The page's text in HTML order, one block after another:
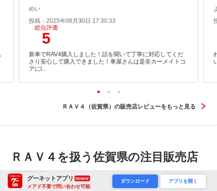
グーネットアプリ RENEW
メアド不要で問い合わせ可能
ダウンロード アプリを開く
めい
投稿：2025年08月30日 17:30:33
総合評価
5
新車でRAV4購入しました！話を聞いて丁寧に対応してくだ
さり安心して購入できました！車屋さんは是非カーメイトコ
アにӏ...
ＲＡＶ４（佐賀県）の販売店レビューをもっと見る
ＲＡＶ４を扱う佐賀県の注目販売店